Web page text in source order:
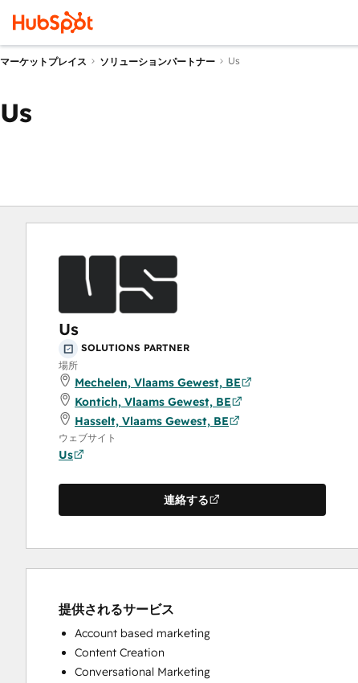
マーケットプレイス ソリューションパートナー Us
Us
Us
SOLUTIONS PARTNER
場所
Mechelen, Vlaams Gewest, BE
Kontich, Vlaams Gewest, BE
Hasselt, Vlaams Gewest, BE
ウェブサイト
Us
連絡する
提供されるサービス
Account based marketing
Content Creation
Conversational Marketing